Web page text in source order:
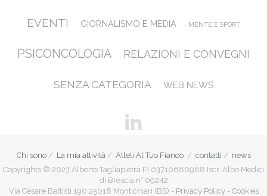
EVENTI GIORNALISMO E MEDIA MENTE E SPORT
PSICONCOLOGIA RELAZIONI E CONVEGNI
SENZA CATEGORIA WEB NEWS
Chi sono La mia attività Atleti Al Tuo Fianco contatti
news
Copyrights © 2023 Alberto Tagliapietra PI 03710680988 Iscr. Albo Medici
di Brescia n° 09242
Via Cesare Battisti 190 25018 Montichiari (BS) - Privacy Policy- Cookies